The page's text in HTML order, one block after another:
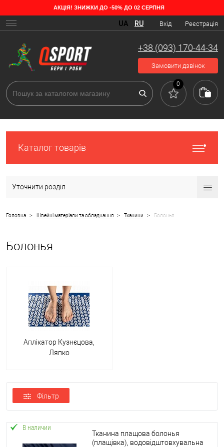
АКЦІЯ! ЗНИЖКИ ДО -50% ДО 02 СЕРПНЯ
Вхід Реєстрація
UA RU
+38 (093) 170-44-34
Замовити дзвінок
0
Каталог товарів
Уточнити розділ
Головна > Швейні матеріали та обладнання > Тканини > Болонья
Болонья
Аплікатор Кузнєцова,
Ляпко
Фільтр
В наличии
Тканина плащова болонья
(плащівка), водовідштовхувальна